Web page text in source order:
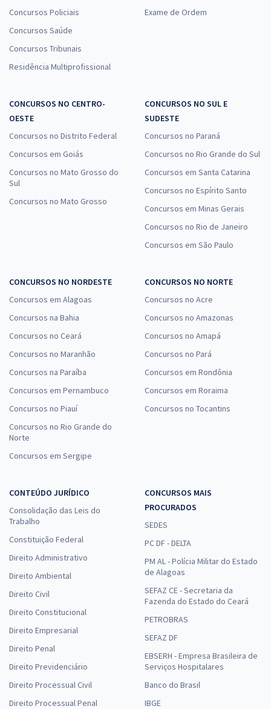
Concursos Policiais
Concursos Saúde
Concursos Tribunais
Residência Multiprofissional
Exame de Ordem
CONCURSOS NO CENTRO-
OESTE
Concursos no Distrito Federal
Concursos em Goiás
Concursos no Mato Grosso do
Sul
Concursos no Mato Grosso
CONCURSOS NO SUL E
SUDESTE
Concursos no Paraná
Concursos no Rio Grande do Sul
Concursos em Santa Catarina
Concursos no Espírito Santo
Concursos em Minas Gerais
Concursos no Rio de Janeiro
Concursos em São Paulo
CONCURSOS NO NORDESTE
Concursos em Alagoas
Concursos na Bahia
Concursos no Ceará
Concursos no Maranhão
Concursos na Paraíba
Concursos em Pernambuco
Concursos no Piauí
Concursos no Rio Grande do
Norte
Concursos em Sergipe
CONCURSOS NO NORTE
Concursos no Acre
Concursos no Amazonas
Concursos no Amapá
Concursos no Pará
Concursos em Rondônia
Concursos em Roraima
Concursos no Tocantins
CONTEÚDO JURÍDICO
Consolidação das Leis do
Trabalho
Constituição Federal
Direito Administrativo
Direito Ambiental
Direito Civil
Direito Constitucional
Direito Empresarial
Direito Penal
Direito Previdenciário
Direito Processual Civil
Direito Processual Penal
CONCURSOS MAIS
PROCURADOS
SEDES
PC DF - DELTA
PM AL - Polícia Militar do Estado
de Alagoas
SEFAZ CE - Secretaria da
Fazenda do Estado do Ceará
PETROBRAS
SEFAZ DF
EBSERH - Empresa Brasileira de
Serviços Hospitalares
Banco do Brasil
IBGE